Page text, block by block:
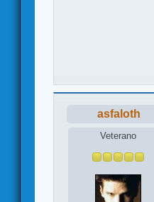
asfaloth
Veterano